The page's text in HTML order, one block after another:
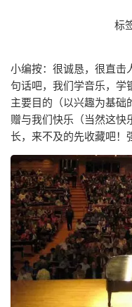
标
小编按：很诚恳，很直击
句话吧，我们学音乐，学
主要目的（以兴趣为基础
赠与我们快乐（当然这快
长，来不及的先收藏吧！